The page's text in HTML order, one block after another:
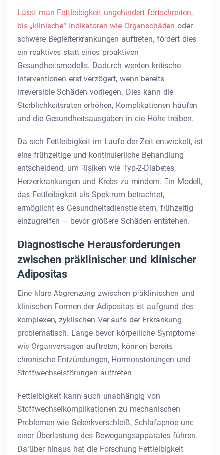
Lässt man Fettleibigkeit ungehindert fortschreiten,
bis „klinische“ Indikatoren wie Organschäden oder
schwere Begleiterkrankungen auftreten, fördert dies
ein reaktives statt eines proaktiven
Gesundheitsmodells. Dadurch werden kritische
Interventionen erst verzögert, wenn bereits
irreversible Schäden vorliegen. Dies kann die
Sterblichkeitsraten erhöhen, Komplikationen häufen
und die Gesundheitsausgaben in die Höhe treiben.
Da sich Fettleibigkeit im Laufe der Zeit entwickelt, ist
eine frühzeitige und kontinuierliche Behandlung
entscheidend, um Risiken wie Typ-2-Diabetes,
Herzerkrankungen und Krebs zu mindern. Ein Modell,
das Fettleibigkeit als Spektrum betrachtet,
ermöglicht es Gesundheitsdienstleistern, frühzeitig
einzugreifen – bevor größere Schäden entstehen.
Diagnostische Herausforderungen
zwischen präklinischer und klinischer
Adipositas
Eine klare Abgrenzung zwischen präklinischen und
klinischen Formen der Adipositas ist aufgrund des
komplexen, zyklischen Verlaufs der Erkrankung
problematisch. Lange bevor körperliche Symptome
wie Organversagen auftreten, können bereits
chronische Entzündungen, Hormonstörungen und
Stoffwechselstörungen auftreten.
Fettleibigkeit kann auch unabhängig von
Stoffwechselkomplikationen zu mechanischen
Problemen wie Gelenkverschleiß, Schlafapnoe und
einer Überlastung des Bewegungsapparates führen.
Darüber hinaus hat die Forschung Fettleibigkeit